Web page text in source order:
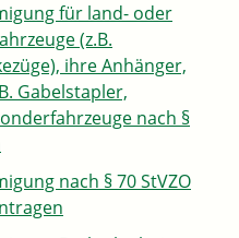
für land- oder
(z.B.
ihre Anhänger,
Gabelstapler,
nach §
nach § 70 StVZO